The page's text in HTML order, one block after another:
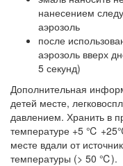
нанесением
аэрозоль
после
аэрозоль вверх
5 секунд)
Дополнительная
детей месте,
давлением. Хранить в
температуре +5 ℃
месте вдали от
температуры (> 50 ℃).